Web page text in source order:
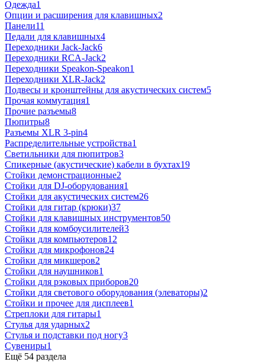
Одежда1
Опции и расширения для клавишных2
Панели11
Педали для клавишных4
Переходники Jack-Jack6
Переходники RCA-Jack2
Переходники Speakon-Speakon1
Переходники XLR-Jack2
Подвесы и кронштейны для акустических систем5
Прочая коммутация1
Прочие разъемы8
Пюпитры8
Разъемы XLR 3-pin4
Распределительные устройства1
Светильники для пюпитров3
Спикерные (акустические) кабели в бухтах19
Стойки демонстрационные2
Стойки для DJ-оборудования1
Стойки для акустических систем26
Стойки для гитар (крюки)37
Стойки для клавишных инструментов50
Стойки для комбоусилителей3
Стойки для компьютеров12
Стойки для микрофонов24
Стойки для микшеров2
Стойки для наушников1
Стойки для рэковых приборов20
Стойки для светового оборудования (элеваторы)2
Стойки и прочее для дисплеев1
Стреплоки для гитары1
Стулья для ударных2
Стулья и подставки под ногу3
Сувениры1
Ещё 54 раздела